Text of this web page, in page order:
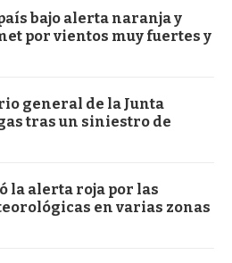
bajo alerta naranja y
por vientos muy fuertes y
general de la Junta
tras un siniestro de
la alerta roja por las
en varias zonas